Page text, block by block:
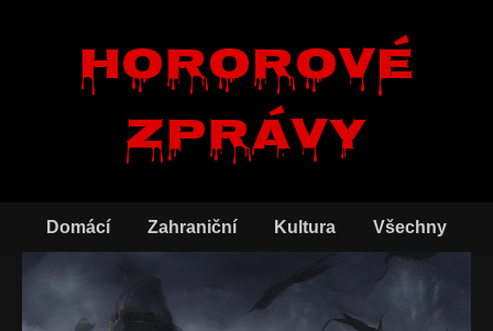
Hororové
zprávy
Domácí Zahraniční Kultura Všechny